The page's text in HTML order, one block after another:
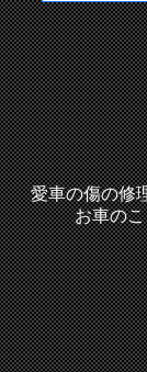
愛車の傷の修
お車の